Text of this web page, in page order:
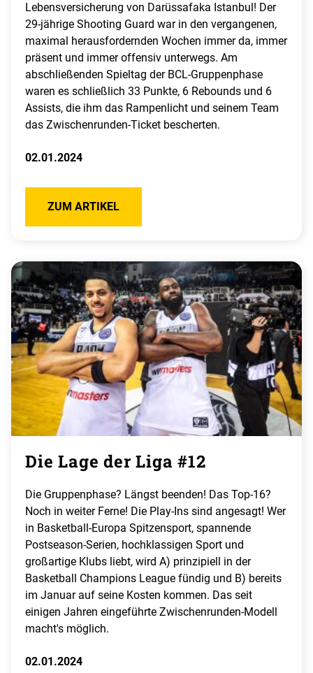
Lebensversicherung von Darüssafaka Istanbul! Der
29-jährige Shooting Guard war in den vergangenen,
maximal herausfordernden Wochen immer da, immer
präsent und immer offensiv unterwegs. Am
abschließenden Spieltag der BCL-Gruppenphase
waren es schließlich 33 Punkte, 6 Rebounds und 6
Assists, die ihm das Rampenlicht und seinem Team
das Zwischenrunden-Ticket bescherten.
02.01.2024
ZUM ARTIKEL
Die Lage der Liga #12
Die Gruppenphase? Längst beenden! Das Top-16?
Noch in weiter Ferne! Die Play-Ins sind angesagt! Wer
in Basketball-Europa Spitzensport, spannende
Postseason-Serien, hochklassigen Sport und
großartige Klubs liebt, wird A) prinzipiell in der
Basketball Champions League fündig und B) bereits
im Januar auf seine Kosten kommen. Das seit
einigen Jahren eingeführte Zwischenrunden-Modell
macht's möglich.
02.01.2024